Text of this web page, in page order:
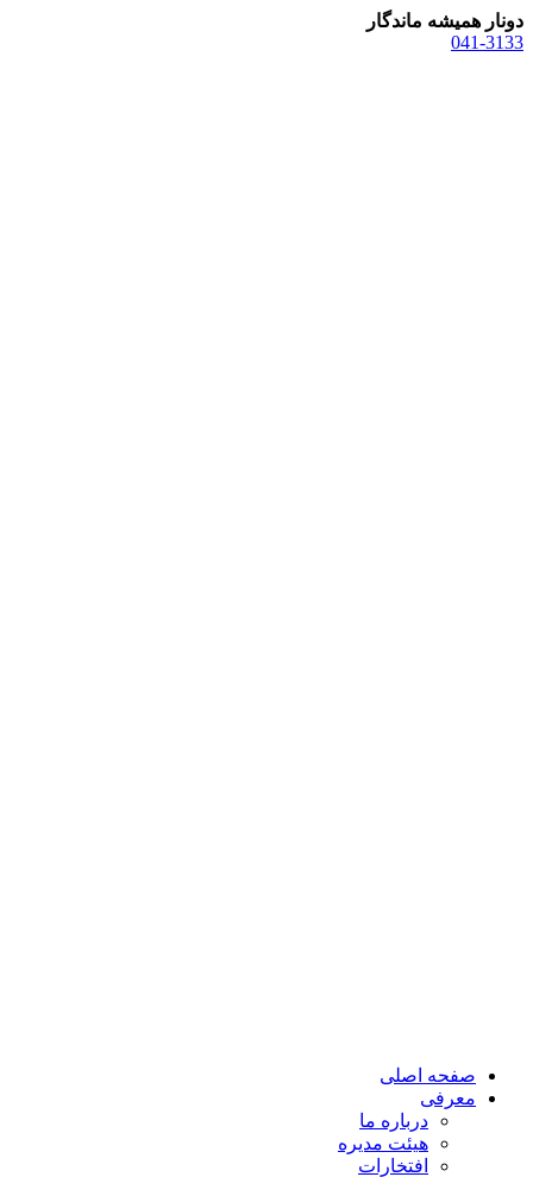
دونار همیشه ماندگار
041-3133
صفحه اصلی
معرفی
درباره ما
هیئت مدیره
افتخارات